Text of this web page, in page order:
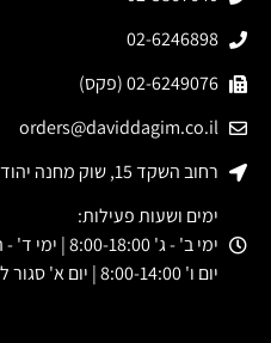
02-6246898
02-6249076 (פקס)
orders@daviddagim.co.il
רחוב השקד 15, שוק מחנה יהודה, ירושלים
ימים ושעות פעילות:
ימי ב' - ג' 8:00-18:00 | ימי ד' - ה' 8:00-20:00
יום ו' 8:00-14:00 | יום א' סגור למעט ערבי חג